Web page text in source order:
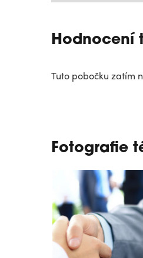
Hodnocení
Tuto pobočku zatím
Fotografie